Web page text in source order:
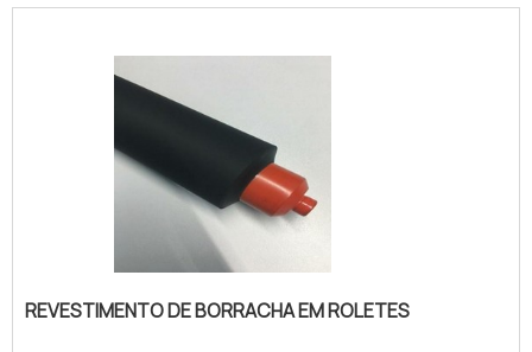
de cilindros pode ser feito com diferentes
dependendo da aplicação. É importante
que para manter a qualidade da
embalagem, a manutenção e troca dos
cilindros seja feita assim que se notarem
sinais de desgaste, a fim de evitar.
REVESTIMENTO DE BORRACHA EM ROLETES